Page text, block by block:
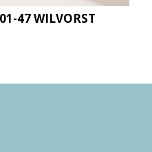
47 WILVORST